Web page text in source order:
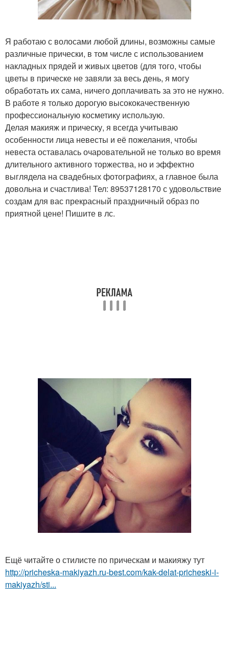
Я работаю с волосами любой длины, возможны самые
различные прически, в том числе с использованием
накладных прядей и живых цветов (для того, чтобы
цветы в прическе не завяли за весь день, я могу
обработать их сама, ничего доплачивать за это не нужно.
В работе я только дорогую высококачественную
профессиональную косметику использую.
Делая макияж и прическу, я всегда учитываю
особенности лица невесты и её пожелания, чтобы
невеста оставалась очаровательной не только во время
длительного активного торжества, но и эффектно
выглядела на свадебных фотографиях, а главное была
довольна и счастлива! Тел: 89537128170 с удовольствие
создам для вас прекрасный праздничный образ по
приятной цене! Пишите в лс.
Ещё читайте о стилисте по прическам и макияжу тут
http://pricheska-makiyazh.ru-best.com/kak-delat-pricheski-i-
makiyazh/sti...